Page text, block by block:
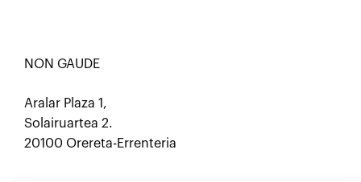
NON GAUDE
Aralar Plaza 1,
Solairuartea 2.
20100 Orereta-Errenteria